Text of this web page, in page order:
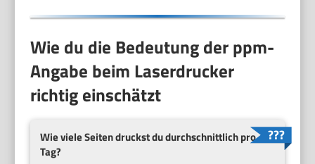
Wie du die Bedeutung der ppm-
Angabe beim Laserdrucker
richtig einschätzt
Wie viele Seiten druckst du durchschnittlich pro
Tag?